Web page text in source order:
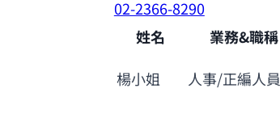
02-2366-8290
姓名
業務&職稱
楊小姐
人事/正編人員